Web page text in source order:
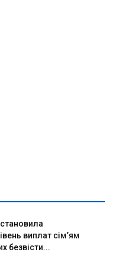
виплат сім’ям
безвісти...